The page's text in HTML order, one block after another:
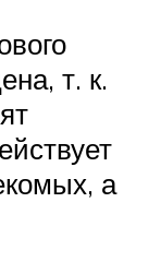
т. к.
а